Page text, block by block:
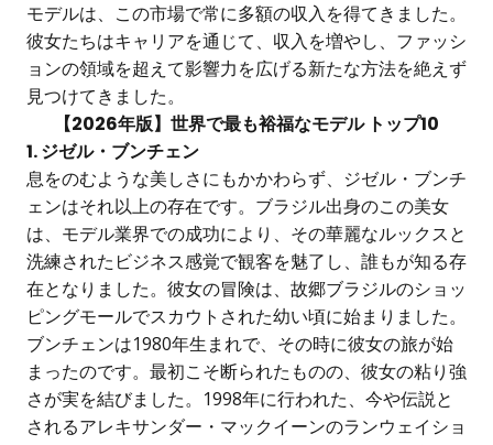
モデルは、この市場で常に多額の収入を得てきました。
彼女たちはキャリアを通じて、収入を増やし、ファッシ
ョンの領域を超えて影響力を広げる新たな方法を絶えず
見つけてきました。
【2026年版】世界で最も裕福なモデル トップ10
1. ジゼル・ブンチェン
息をのむような美しさにもかかわらず、ジゼル・ブンチ
ェンはそれ以上の存在です。ブラジル出身のこの美女
は、モデル業界での成功により、その華麗なルックスと
洗練されたビジネス感覚で観客を魅了し、誰もが知る存
在となりました。彼女の冒険は、故郷ブラジルのショッ
ピングモールでスカウトされた幼い頃に始まりました。
ブンチェンは1980年生まれで、その時に彼女の旅が始
まったのです。最初こそ断られたものの、彼女の粘り強
さが実を結びました。1998年に行われた、今や伝説と
されるアレキサンダー・マックイーンのランウェイショ